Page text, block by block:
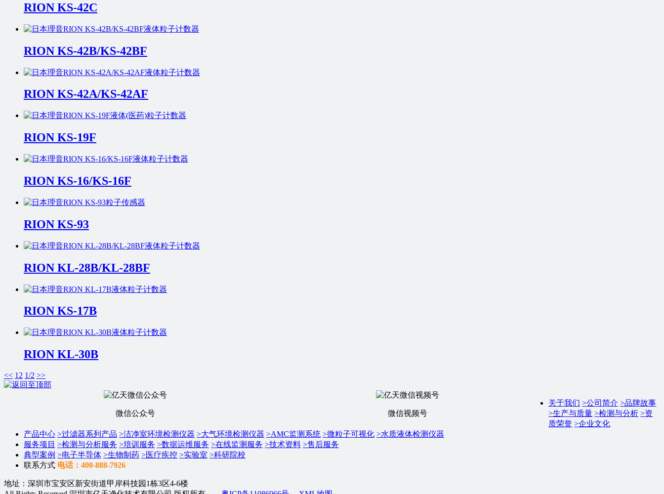
RION KS-42C
RION KS-42B/KS-42BF
RION KS-42A/KS-42AF
RION KS-19F
RION KS-16/KS-16F
RION KS-93
RION KL-28B/KL-28BF
RION KS-17B
RION KL-30B
<< 1 2 1/2 >>
微信公众号 微信视频号
关于我们 >公司简介 >品牌故事
>生产与质量 >检测与分析 >资
质荣誉 >企业文化
产品中心 >过滤器系列产品 >洁净室环境检测仪器 >大气环境检测仪器 >AMC监测系统 >微粒子可视化 >水质液体检测仪器
服务项目 >检测与分析服务 >培训服务 >数据运维服务 >在线监测服务 >技术资料 >售后服务
典型案例 >电子半导体 >生物制药 >医疗疾控 >实验室 >科研院校
联系方式 电话：400-888-7926
地址：深圳市宝安区新安街道甲岸科技园1栋3区4-6楼